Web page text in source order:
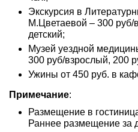
Экскурсия в
М.Цветаевой – 300 руб/
детский;
Музей уездной
300 руб/взрослый, 200
Ужины от 450 руб. в
Примечание:
Размещение в
Раннее размещение за